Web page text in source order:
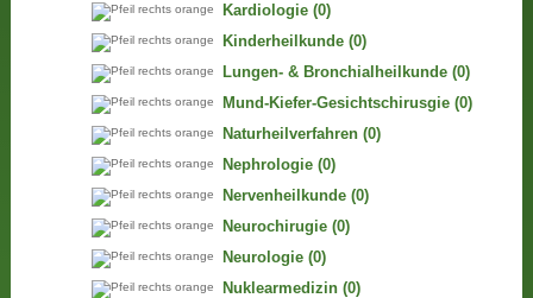
Kardiologie (0)
Kinderheilkunde (0)
Lungen- & Bronchialheilkunde (0)
Mund-Kiefer-Gesichtschirusgie (0)
Naturheilverfahren (0)
Nephrologie (0)
Nervenheilkunde (0)
Neurochirugie (0)
Neurologie (0)
Nuklearmedizin (0)